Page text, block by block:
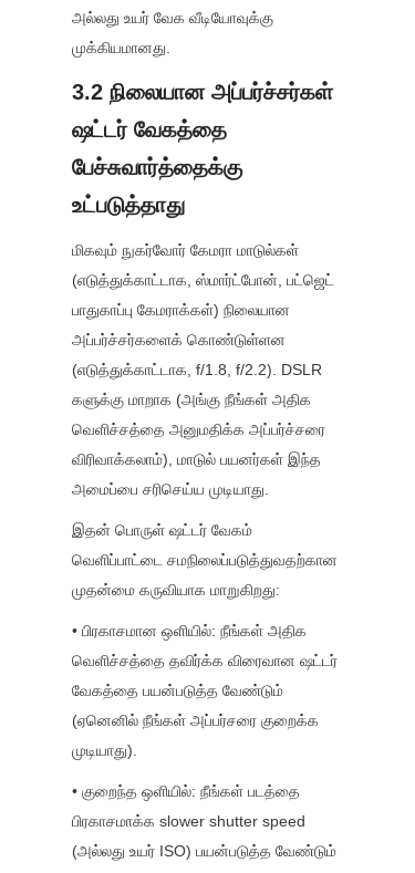
அல்லது உயர் வேக வீடியோவுக்கு
முக்கியமானது.
3.2 நிலையான அப்பர்ச்சர்கள்
ஷட்டர் வேகத்தை
பேச்சுவார்த்தைக்கு
உட்படுத்தாது
மிகவும் நுகர்வோர் கேமரா மாடுல்கள்
(எடுத்துக்காட்டாக, ஸ்மார்ட்போன், பட்ஜெட்
பாதுகாப்பு கேமராக்கள்) நிலையான
அப்பர்ச்சர்களைக் கொண்டுள்ளன
(எடுத்துக்காட்டாக, f/1.8, f/2.2). DSLR
களுக்கு மாறாக (அங்கு நீங்கள் அதிக
வெளிச்சத்தை அனுமதிக்க அப்பர்ச்சரை
விரிவாக்கலாம்), மாடுல் பயனர்கள் இந்த
அமைப்பை சரிசெய்ய முடியாது.
இதன் பொருள் ஷட்டர் வேகம்
வெளிப்பாட்டை சமநிலைப்படுத்துவதற்கான
முதன்மை கருவியாக மாறுகிறது:
• பிரகாசமான ஒளியில்: நீங்கள் அதிக
வெளிச்சத்தை தவிர்க்க விரைவான ஷட்டர்
வேகத்தை பயன்படுத்த வேண்டும்
(ஏனெனில் நீங்கள் அப்பர்சரை குறைக்க
முடியாது).
• குறைந்த ஒளியில்: நீங்கள் படத்தை
பிரகாசமாக்க slower shutter speed
(அல்லது உயர் ISO) பயன்படுத்த வேண்டும்